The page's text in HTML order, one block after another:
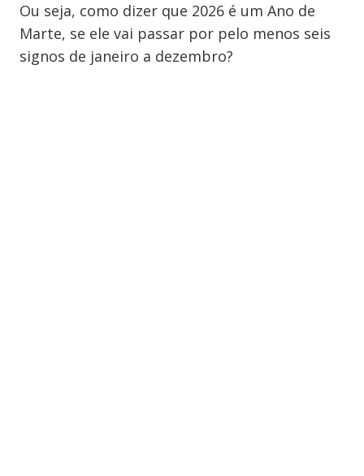
Ou seja, como dizer que 2026 é um Ano de
Marte, se ele vai passar por pelo menos seis
signos de janeiro a dezembro?